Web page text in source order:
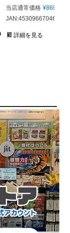
当店通常価格 ¥869
JAN:4530966704668
詳細を見る